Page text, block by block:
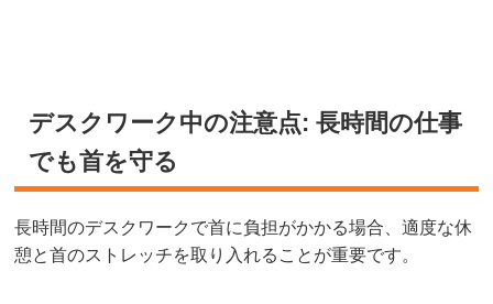
デスクワーク中の注意点: 長時間の仕事
でも首を守る
長時間のデスクワークで首に負担がかかる場合、適度な休
憩と首のストレッチを取り入れることが重要です。